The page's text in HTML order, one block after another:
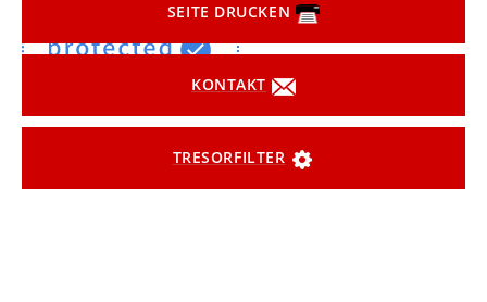
SEITE DRUCKEN
KONTAKT
TRESORFILTER